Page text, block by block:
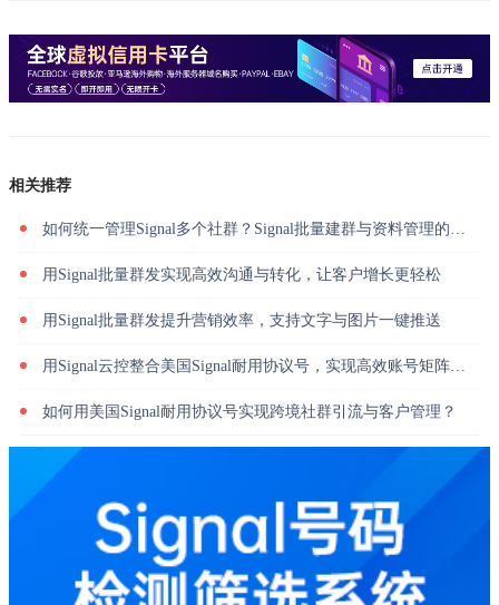
相关推荐
如何统一管理Signal多个社群？Signal批量建群与资料管理的高效方法
用Signal批量群发实现高效沟通与转化，让客户增长更轻松
用Signal批量群发提升营销效率，支持文字与图片一键推送
用Signal云控整合美国Signal耐用协议号，实现高效账号矩阵管理
如何用美国Signal耐用协议号实现跨境社群引流与客户管理？